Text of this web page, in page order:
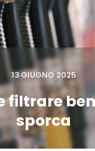
13 GIUGNO 2025
filtrare
sporca